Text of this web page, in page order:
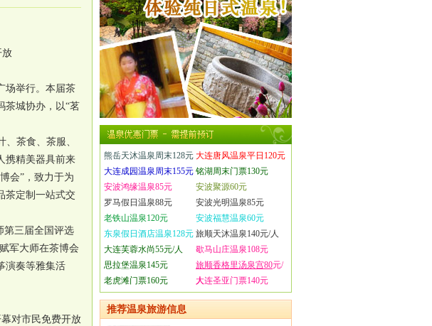
放
场举行。本届茶
茶城协办，以“茗
茶食、茶服、
携精美器具前来
会”，致力于为
茶定制一站式交
第三届全国评选
军大师在茶博会
演奏等雅集活
对市民免费开放
熊岳天沐温泉周末128元 大连唐风温泉平日120元
大连成园温泉周末155元 铭湖周末门票130元
安波鸿缘温泉85元
安波聚源60元
罗马假日温泉88元
安波光明温泉85元
老铁山温泉120元
安波福慧温泉60元
东泉假日酒店温泉128元 旅顺天沐温泉140元/人
大连芙蓉水尚55元/人
歇马山庄温泉108元
思拉堡温泉145元
旅顺香格里汤泉宫80元/
人
老虎滩门票160元 大连圣亚门票140元
推荐温泉旅游信息